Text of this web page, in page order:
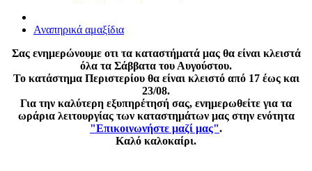
Αναπηρικά αμαξίδια
Σας ενημερώνουμε οτι τα καταστήματά μας θα είναι κλειστά
όλα τα Σάββατα του Αυγούστου.
Το κατάστημα Περιστερίου θα είναι κλειστό από 17 έως και
23/08.
Για την καλύτερη εξυπηρέτησή σας, ενημερωθείτε για τα
ωράρια λειτουργίας των καταστημάτων μας στην ενότητα
"Επικοινωνήστε μαζί μας".
Καλό καλοκαίρι.